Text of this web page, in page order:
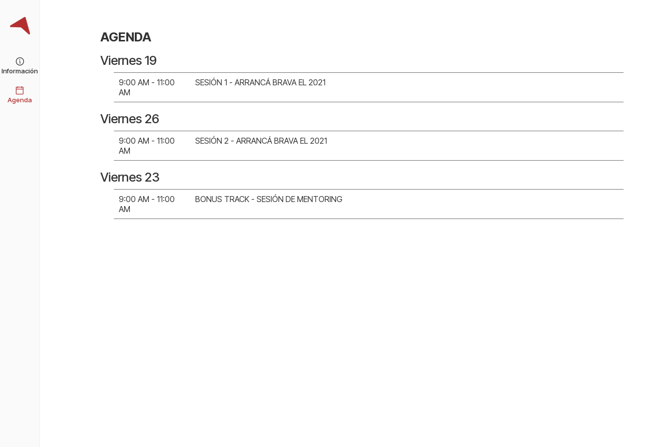
Información
Agenda
AGENDA
Viernes 19
9:00 AM - 11:00
AM
SESIÓN 1 - ARRANCÁ BRAVA EL 2021
Viernes 26
9:00 AM - 11:00
AM
SESIÓN 2 - ARRANCÁ BRAVA EL 2021
Viernes 23
9:00 AM - 11:00
AM
BONUS TRACK - SESIÓN DE MENTORING